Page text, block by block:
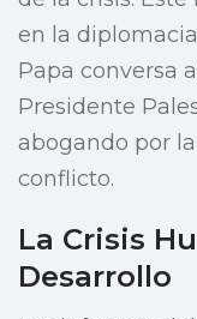
en la
Papa conversa
Presidente
abogando por
conflicto.
La Crisis
Desarrollo